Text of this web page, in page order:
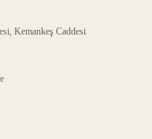
Kemankeş Caddesi